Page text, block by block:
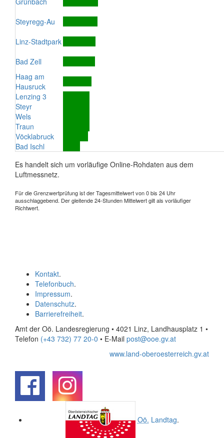
Steyregg-Au
Linz-Stadtpark
Bad Zell
Haag am
Hausruck
Lenzing 3
Steyr
Wels
Traun
Vöcklabruck
Bad Ischl
Es handelt sich um vorläufige Online-Rohdaten aus dem
Luftmessnetz.
Für die Grenzwertprüfung ist der Tagesmittelwert von 0 bis 24 Uhr
ausschlaggebend. Der gleitende 24-Stunden Mittelwert gilt als vorläufiger
Richtwert.
Kontakt.
Telefonbuch.
Impressum.
Datenschutz.
Barrierefreiheit.
Amt der Oö. Landesregierung • 4021 Linz, Landhausplatz 1 •
Telefon (+43 732) 77 20-0 • E-Mail post@ooe.gv.at
www.land-oberoesterreich.gv.at
Oö. Landtag.